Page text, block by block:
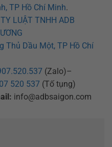
TP Hồ Chí Minh.
LUẬT TNHH ADB
Thủ Dầu Một, TP Hồ Chí
(Zalo)–
520 537 (Tố tụng)
info@adbsaigon.com